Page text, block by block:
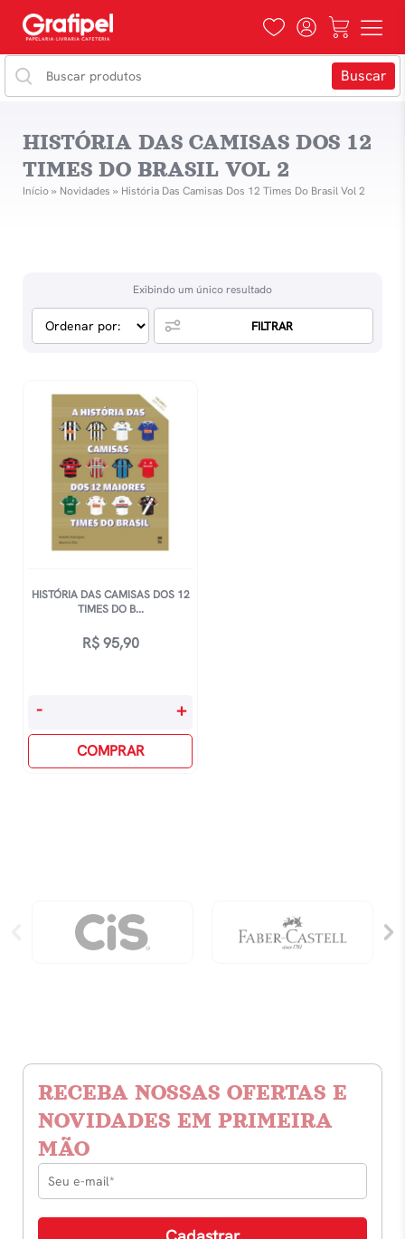
HISTÓRIA DAS CAMISAS DOS 12
TIMES DO BRASIL VOL 2
Início» Novidades » História Das Camisas Dos 12 Times Do Brasil Vol 2
Exibindo um único resultado
FILTRAR
HISTÓRIA DAS CAMISAS DOS 12
TIMES DO B...
R$95,90
História
Camisas
Dos
quantidade
- +
COMPRAR
RECEBA NOSSAS OFERTAS E
NOVIDADES EM PRIMEIRA
MÃO